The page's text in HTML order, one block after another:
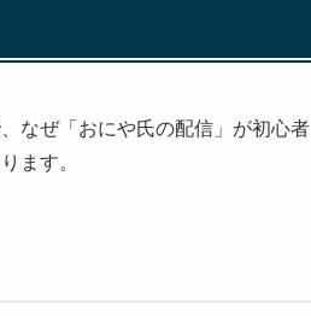
なぜ「おにや氏の配信」が初心者
ます。